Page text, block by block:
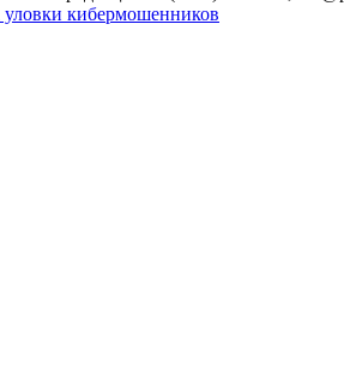
уловки кибермошенников